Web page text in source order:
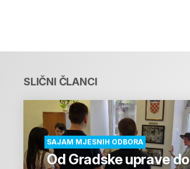
SLIČNI ČLANCI
SAJAM MJESNIH ODBORA
Od Gradske uprave do